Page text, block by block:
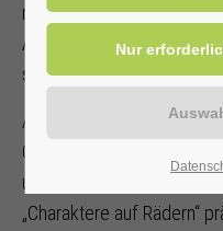
reicht. Und es wird
Amt der Sälzerkönigin
schon der Arbeitskreis
Auch das zweite
Oldtimer-Schau, bei der
und Klassiker bewundern
„Charaktere auf Rädern“